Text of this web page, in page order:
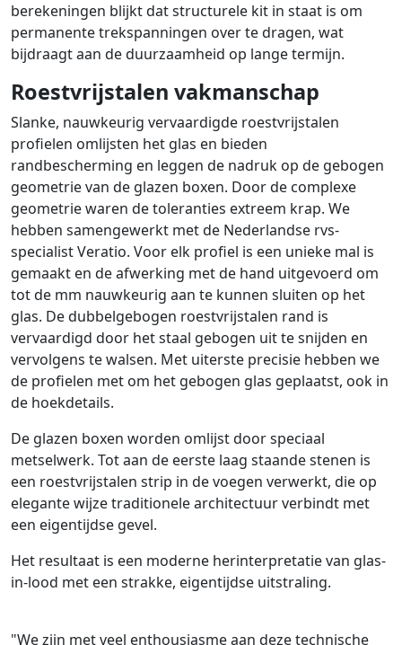
berekeningen blijkt dat structurele kit in staat is om
permanente trekspanningen over te dragen, wat
bijdraagt aan de duurzaamheid op lange termijn.
Roestvrijstalen vakmanschap
Slanke, nauwkeurig vervaardigde roestvrijstalen
profielen omlijsten het glas en bieden
randbescherming en leggen de nadruk op de gebogen
geometrie van de glazen boxen. Door de complexe
geometrie waren de toleranties extreem krap. We
hebben samengewerkt met de Nederlandse rvs-
specialist Veratio. Voor elk profiel is een unieke mal is
gemaakt en de afwerking met de hand uitgevoerd om
tot de mm nauwkeurig aan te kunnen sluiten op het
glas. De dubbelgebogen roestvrijstalen rand is
vervaardigd door het staal gebogen uit te snijden en
vervolgens te walsen. Met uiterste precisie hebben we
de profielen met om het gebogen glas geplaatst, ook in
de hoekdetails.
De glazen boxen worden omlijst door speciaal
metselwerk. Tot aan de eerste laag staande stenen is
een roestvrijstalen strip in de voegen verwerkt, die op
elegante wijze traditionele architectuur verbindt met
een eigentijdse gevel.
Het resultaat is een moderne herinterpretatie van glas-
in-lood met een strakke, eigentijdse uitstraling.
"We zijn met veel enthousiasme aan deze technische